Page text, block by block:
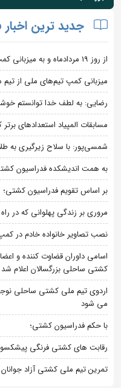
جدید ترین
از روز 19 مردادماه و به میزبانی کمپ تیم های ملی؛
میزبانی کمپ تیم‌های ملی از
رضایی: به لطف خدا توانستم
مسابقات المپیاد استعدادهای
شمسی‌پور: با سلاح زیرگیری به
به همت اندیشکده فدراسیون
بر اساس تقویم فدراسیون کشتی؛
مروری بر زندگی پهلوانی که در
نصب تصاویر خانواده خادم در
اسامی داوران قضاوت کننده و
کشتی ساحلی بزرگسالان اعلام شد
می شود
با حکم فدراسیون کشتی؛
رقابت های کشتی فرنگی
تمرین تیم ملی کشتی آزاد